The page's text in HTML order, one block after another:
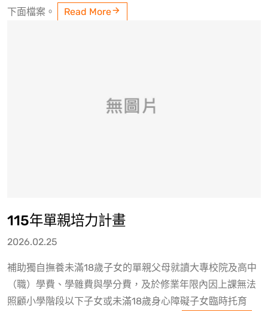
下面檔案。
Read More
115年單親培力計畫
2026.02.25
補助獨自撫養未滿18歲子女的單親父母就讀大專校院及高中
（職）學費、學雜費與學分費，及於修業年限內因上課無法
照顧小學階段以下子女或未滿18歲身心障礙子女臨時托育